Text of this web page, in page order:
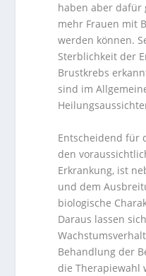
haben aber dafür
mehr Frauen mit
werden können.
Sterblichkeit der
Brustkrebs
sind im
Entscheidend für
den
Erkrankung, ist
und dem
biologische
Daraus lassen
Behandlung der
die Therapiewahl